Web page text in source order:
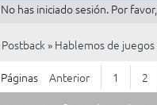
No has iniciado sesión. Por
Postback» Hablemos de juegos
Páginas Anterior 1 2